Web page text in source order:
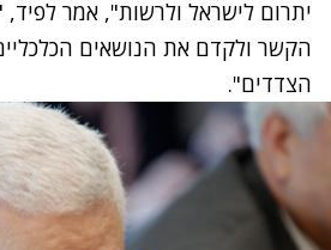
יתרום לישראל ולרשות", אמר
הקשר ולקדם את הנושאים
הצדדים".